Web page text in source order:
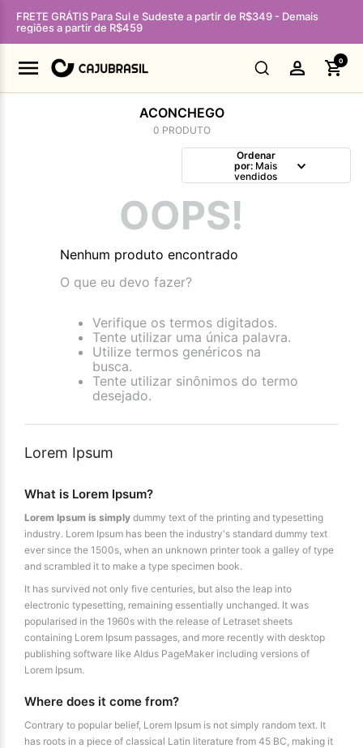
FRETE GRÁTIS Para Sul e Sudeste a partir de R$349 - Demais
regiões a partir de R$459
0
ACONCHEGO
0 PRODUTO
Ordenar
por Mais
vendidos
OOPS!
Nenhum produto encontrado
O que eu devo fazer?
Verifique os termos digitados.
Tente utilizar uma única palavra.
Utilize termos genéricos na
busca.
Tente utilizar sinônimos do termo
desejado.
Lorem Ipsum
What is Lorem Ipsum?
Lorem Ipsum is simply dummy text of the printing and typesetting
industry. Lorem Ipsum has been the industry's standard dummy text
ever since the 1500s, when an unknown printer took a galley of type
and scrambled it to make a type specimen book.
It has survived not only five centuries, but also the leap into
electronic typesetting, remaining essentially unchanged. It was
popularised in the 1960s with the release of Letraset sheets
containing Lorem Ipsum passages, and more recently with desktop
publishing software like Aldus PageMaker including versions of
Lorem Ipsum.
Where does it come from?
Contrary to popular belief, Lorem Ipsum is not simply random text. It
has roots in a piece of classical Latin literature from 45 BC, making it